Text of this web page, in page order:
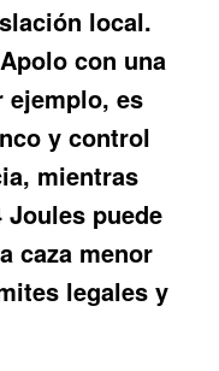
local.
con una
ejemplo, es
y control
mientras
Joules puede
caza menor
legales y